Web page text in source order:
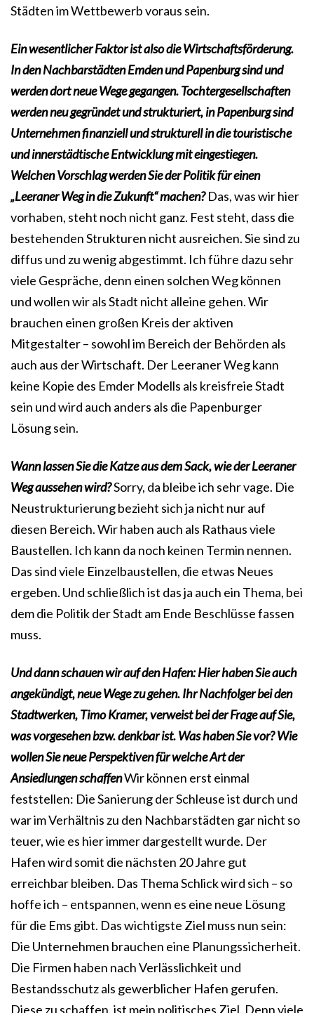
Städten im Wettbewerb voraus sein.
Ein wesentlicher Faktor ist also die Wirtschaftsförderung.
In den Nachbarstädten Emden und Papenburg sind und
werden dort neue Wege gegangen. Tochtergesellschaften
werden neu gegründet und strukturiert, in Papenburg sind
Unternehmen finanziell und strukturell in die touristische
und innerstädtische Entwicklung mit eingestiegen.
Welchen Vorschlag werden Sie der Politik für einen
„Leeraner Weg in die Zukunft“ machen?Das, was wir hier
vorhaben, steht noch nicht ganz. Fest steht, dass die
bestehenden Strukturen nicht ausreichen. Sie sind zu
diffus und zu wenig abgestimmt. Ich führe dazu sehr
viele Gespräche, denn einen solchen Weg können
und wollen wir als Stadt nicht alleine gehen. Wir
brauchen einen großen Kreis der aktiven
Mitgestalter – sowohl im Bereich der Behörden als
auch aus der Wirtschaft. Der Leeraner Weg kann
keine Kopie des Emder Modells als kreisfreie Stadt
sein und wird auch anders als die Papenburger
Lösung sein.
Wann lassen Sie die Katze aus dem Sack, wie der Leeraner
Weg aussehen wird?Sorry, da bleibe ich sehr vage. Die
Neustrukturierung bezieht sich ja nicht nur auf
diesen Bereich. Wir haben auch als Rathaus viele
Baustellen. Ich kann da noch keinen Termin nennen.
Das sind viele Einzelbaustellen, die etwas Neues
ergeben. Und schließlich ist das ja auch ein Thema, bei
dem die Politik der Stadt am Ende Beschlüsse fassen
muss.
Und dann schauen wir auf den Hafen: Hier haben Sie auch
angekündigt, neue Wege zu gehen. Ihr Nachfolger bei den
Stadtwerken, Timo Kramer, verweist bei der Frage auf Sie,
was vorgesehen bzw. denkbar ist. Was haben Sie vor? Wie
wollen Sie neue Perspektiven für welche Art der
Ansiedlungen schaffenWir können erst einmal
feststellen: Die Sanierung der Schleuse ist durch und
war im Verhältnis zu den Nachbarstädten gar nicht so
teuer, wie es hier immer dargestellt wurde. Der
Hafen wird somit die nächsten 20 Jahre gut
erreichbar bleiben. Das Thema Schlick wird sich – so
hoffe ich – entspannen, wenn es eine neue Lösung
für die Ems gibt. Das wichtigste Ziel muss nun sein:
Die Unternehmen brauchen eine Planungssicherheit.
Die Firmen haben nach Verlässlichkeit und
Bestandsschutz als gewerblicher Hafen gerufen.
Diese zu schaffen, ist mein politisches Ziel. Denn viele